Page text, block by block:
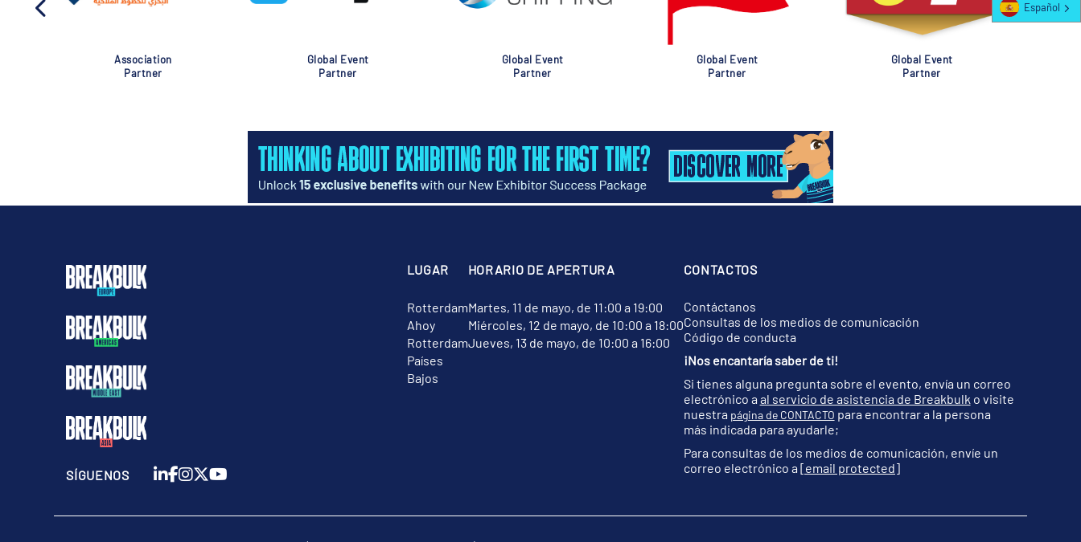
Association
Partner
Global Event
Partner
Global Event
Partner
Global Event
Partner
Global Event
Partner
LUGAR
Rotterdam
Ahoy
Rotterdam
Países
Bajos
HORARIO DE APERTURA
Martes, 11 de mayo, de 11:00 a 19:00
Miércoles, 12 de mayo, de 10:00 a 18:00
Jueves, 13 de mayo, de 10:00 a 16:00
CONTACTOS
Contáctanos
Consultas de los medios de comunicación
Código de conducta
¡Nos encantaría saber de ti!
Si tienes alguna pregunta sobre el evento, envía un correo
electrónico a al servicio de asistencia de Breakbulk o visite
nuestra página de CONTACTO para encontrar a la persona
más indicada para ayudarle;
Para consultas de los medios de comunicación, envíe un
correo electrónico a [email protected]
SÍGUENOS
Español